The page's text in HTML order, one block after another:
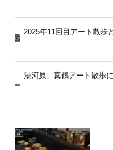
2025年11回目アート散歩
湯河原、真鶴アート散歩